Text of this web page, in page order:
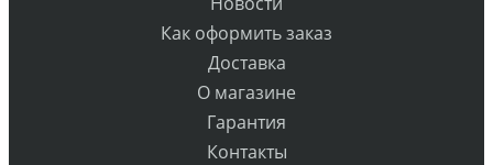
Как оформить заказ
Доставка
О магазине
Гарантия
Контакты